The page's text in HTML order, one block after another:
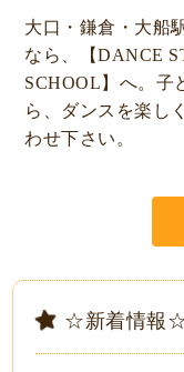
大口・鎌倉・大船
なら、【DANCE
SCHOOL】へ。子
ら、ダンスを楽し
わせ下さい。
☆新着情報